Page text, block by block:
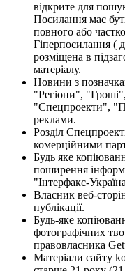
відкрите для
Посилання має
повного або
Гіперпосилання (
розміщена в
матеріалу.
Новини з
"Регіони",
"Спецпроекти",
реклами.
Розділ
комерційними
Будь яке
поширення
"Інтерфакс-
Власник веб-
публікації.
Будь-яке
фотографічних
правовласника
Матеріали сайту